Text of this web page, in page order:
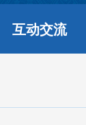
互动交流